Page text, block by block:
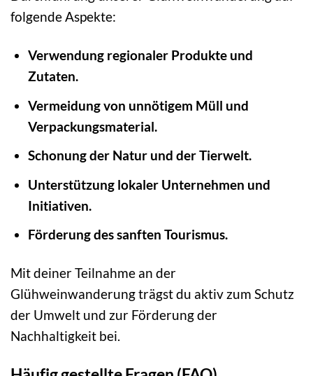
folgende Aspekte:
Verwendung regionaler Produkte und
Zutaten.
Vermeidung von unnötigem Müll und
Verpackungsmaterial.
Schonung der Natur und der Tierwelt.
Unterstützung lokaler Unternehmen und
Initiativen.
Förderung des sanften Tourismus.
Mit deiner Teilnahme an der
Glühweinwanderung trägst du aktiv zum Schutz
der Umwelt und zur Förderung der
Nachhaltigkeit bei.